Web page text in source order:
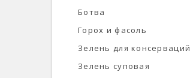
Ботва
Горох и фасоль
Зелень для консерваций
Зелень суповая